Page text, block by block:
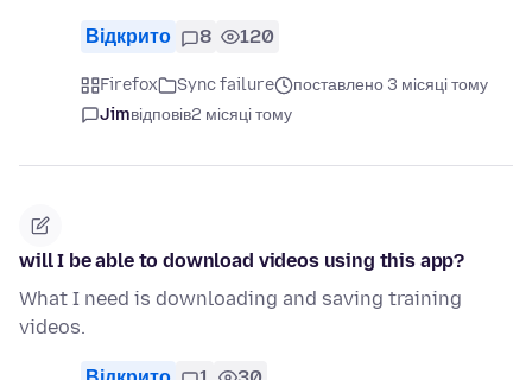
Відкрито 8 120
Firefox Sync failure
поставлено 3 місяці тому
Jimвідповів2 місяці тому
will I be able to download videos using this app?
What I need is downloading and saving training
videos.